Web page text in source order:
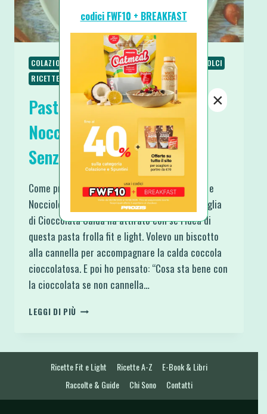
COLAZIONE RICETTE RICETTE BASE
RICETTE DOLCI
RICETTE SENZA UOVA
RICETTE SENZA ZUCCHERO
Pasta Frolla Cannella e
Nocciole Senza Zucchero e
Senza Uova
Come promesso ecco la Pasta Frolla Cannella e
Nocciole Senza Zucchero e Senza Uova. La voglia
di Cioccolata Calda ha attirato con sé l’idea di
questa pasta frolla fit e light. Volevo un biscotto
alla cannella per accompagnare la calda coccola
cioccolatosa. E poi ho pensato: “Cosa sta bene con
la cioccolata se non cannella…
LEGGI DI PIÙ PASTA
SENZA
ZUCCHERO
Ricette Fit e Light Ricette A-Z
E-Book & Libri
Raccolte & Guide
Chi Sono Contatti
codici FWF10 + BREAKFAST
×